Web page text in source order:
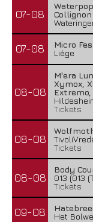
07-08
Collignon
07-08
Micro
Liège
08-08
M'era
Xymox,
Tickets
08-08
Tickets
08-08
Body
013 (013
Tickets
09-08
Het